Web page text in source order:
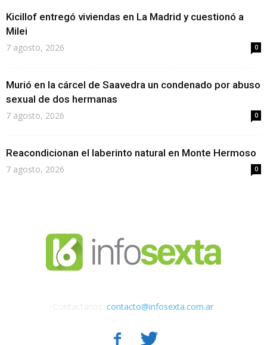
Kicillof entregó viviendas en La Madrid y cuestionó a
Milei
7 agosto, 2026 0
Murió en la cárcel de Saavedra un condenado por abuso
sexual de dos hermanas
7 agosto, 2026 0
Reacondicionan el laberinto natural en Monte Hermoso
7 agosto, 2026 0
contacto@infosexta.com.ar